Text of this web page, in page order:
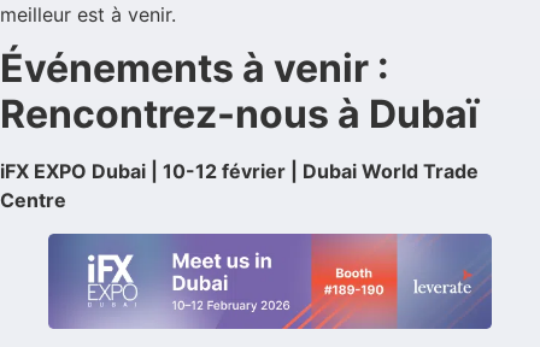
meilleur est à venir.
Événements à venir :
Rencontrez-nous à Dubaï
iFX EXPO Dubai | 10-12 février | Dubai World Trade
Centre